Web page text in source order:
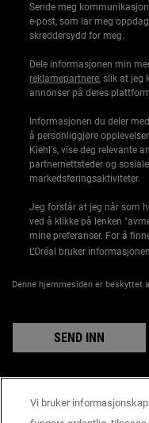
Sende meg
e-post, som lar meg
skreddersydd for meg.
Dele informasjonen min
reklamepartnere, slik at jeg
annonser på deres
Informasjonen du deler
å personliggjøre
Kiehl's, vise deg relevante
partnernettsteder og
markedsføringsaktiviteter.
Jeg forstår at jeg når som
ved å klikke på lenken
mine preferanser. For å
L’Oréal bruker
Denne hjemmesiden er beskyttet
SEND INN
Produsentinformasjon
Vi bruker